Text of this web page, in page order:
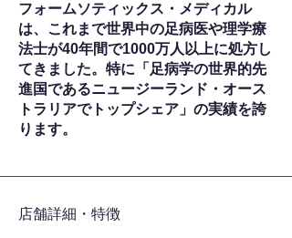
フォームソティックス・メディカル
は、これまで世界中の足病医や理学療
法士が40年間で1000万人以上に処方し
てきました。特に「足病学の世界的先
進国であるニュージーランド・オース
トラリアでトップシェア」の実績を誇
ります。
​店舗詳細・特徴